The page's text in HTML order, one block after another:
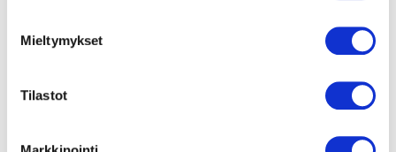
Mieltymykset
Tilastot